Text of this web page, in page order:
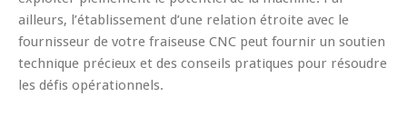
ailleurs, l’établissement d’une relation étroite avec le
fournisseur de votre fraiseuse CNC peut fournir un soutien
technique précieux et des conseils pratiques pour résoudre
les défis opérationnels.